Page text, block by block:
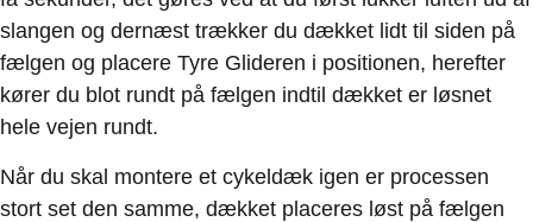
slangen og dernæst trækker du dækket lidt til siden på
fælgen og placere Tyre Glideren i positionen, herefter
kører du blot rundt på fælgen indtil dækket er løsnet
hele vejen rundt.
Når du skal montere et cykeldæk igen er processen
stort set den samme, dækket placeres løst på fælgen